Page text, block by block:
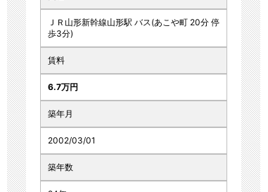
ＪＲ山形新幹線山形駅 バス(あこや町 20分 停
歩3分)
賃料
6.7万円
築年月
2002/03/01
築年数